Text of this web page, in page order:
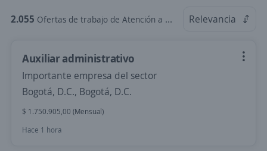
2.055 Ofertas de trabajo de Atención a clientes en Bogotá, D.C. Relevancia
Auxiliar administrativo
Importante empresa del sector
Bogotá, D.C., Bogotá, D.C.
$ 1.750.905,00 (Mensual)
Hace 1 hora